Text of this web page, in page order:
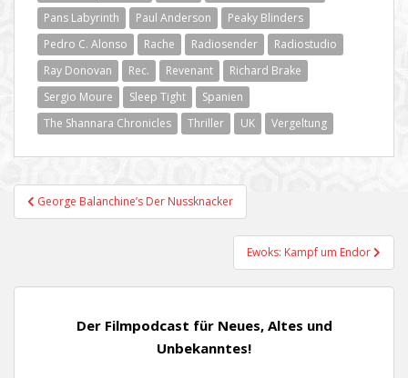
Pans Labyrinth
Paul Anderson
Peaky Blinders
Pedro C. Alonso
Rache Radiosender
Radiostudio
Ray Donovan
Rec. Revenant
Richard Brake
Sergio Moure
Sleep Tight
Spanien
The Shannara Chronicles
Thriller UK Vergeltung
Beitragsnavigation
George Balanchine’s Der Nussknacker
Ewoks: Kampf um Endor
Der Filmpodcast für Neues, Altes und
Unbekanntes!